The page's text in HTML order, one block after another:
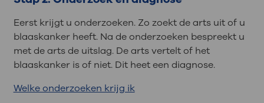
Eerst krijgt u onderzoeken. Zo zoekt de arts uit of u
blaaskanker heeft. Na de onderzoeken bespreekt u
met de arts de uitslag. De arts vertelt of het
blaaskanker is of niet. Dit heet een diagnose.
Welke onderzoeken krijg ik